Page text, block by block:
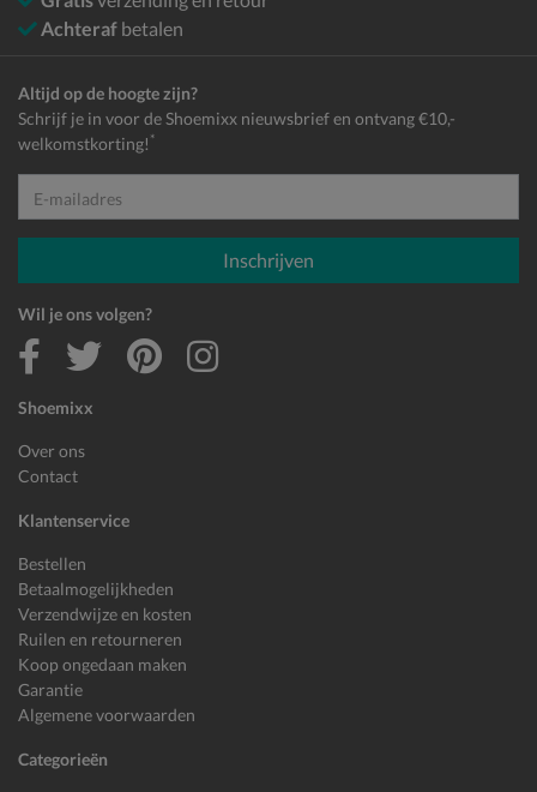
Achteraf betalen
Shoemixx
Over ons
Contact
Klantenservice
Bestellen
Betaalmogelijkheden
Verzendwijze en kosten
Ruilen en retourneren
Koop ongedaan maken
Garantie
Algemene voorwaarden
Categorieën
Altijd op de hoogte zijn?
Schrijf je in voor de Shoemixx nieuwsbrief en ontvang €10,-
welkomstkorting! *
E-mailadres
Inschrijven
Wil je ons volgen?